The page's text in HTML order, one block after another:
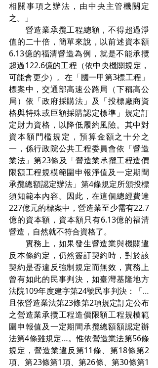
相關事項之辦法，由中央主管機關定
之。」
營造業承攬工程總額，不得超過淨
值的二十倍，簡單來說，以前述資本額
6.13億的福清營造為例，就是不能承攬
超過122.6億的工程（依中央機關規定，
可能會更少）。在「國一甲第3標工程」
標案中，交通部高速公路局（下稱高公
局）依「政府採購法」及「投標廠商資
格與特殊或巨額採購認定標準」規定訂
定財力資格，以降低履約風險。其中對
資本額門檻規定，預算金額之十分之
一，係行政院公共工程委員會依「營造
業法」第23條及「營造業承攬工程造價
限額工程規模範圍申報淨值及一定期間
承攬總額認定辦法」第4條規定所頒投標
須知範本內容。因此，在這個總經費達
227億元的標案中，營造業至少需有22.7
億的資本額，資本額只有6.13億的福清
營造，自然就不符合資格了。
實務上，如果發生營造業與機關違
反本條約定，仍然簽訂契約時，對於該
契約是否違反強制規定而無效，實務上
曾有如此的民事判決，如臺灣基隆地方
法院109年度建字第24號民事判決：「…
且依營造業法第23條第2項規定訂定公布
之營造業承攬工程造價限額工程規模範
圍申報值及一定期間承攬總額額認定辦
法第4條雖規定…。惟依營造業法第56條
規定，營造業違反第11條、第18條第2
項、第23條第1項、第26條、第30條第1